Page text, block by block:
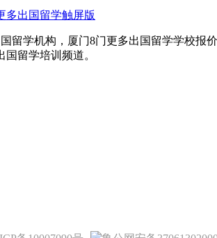
多出国留学触屏版
留学机构，厦门8门更多出国留学学校
留学培训频道。